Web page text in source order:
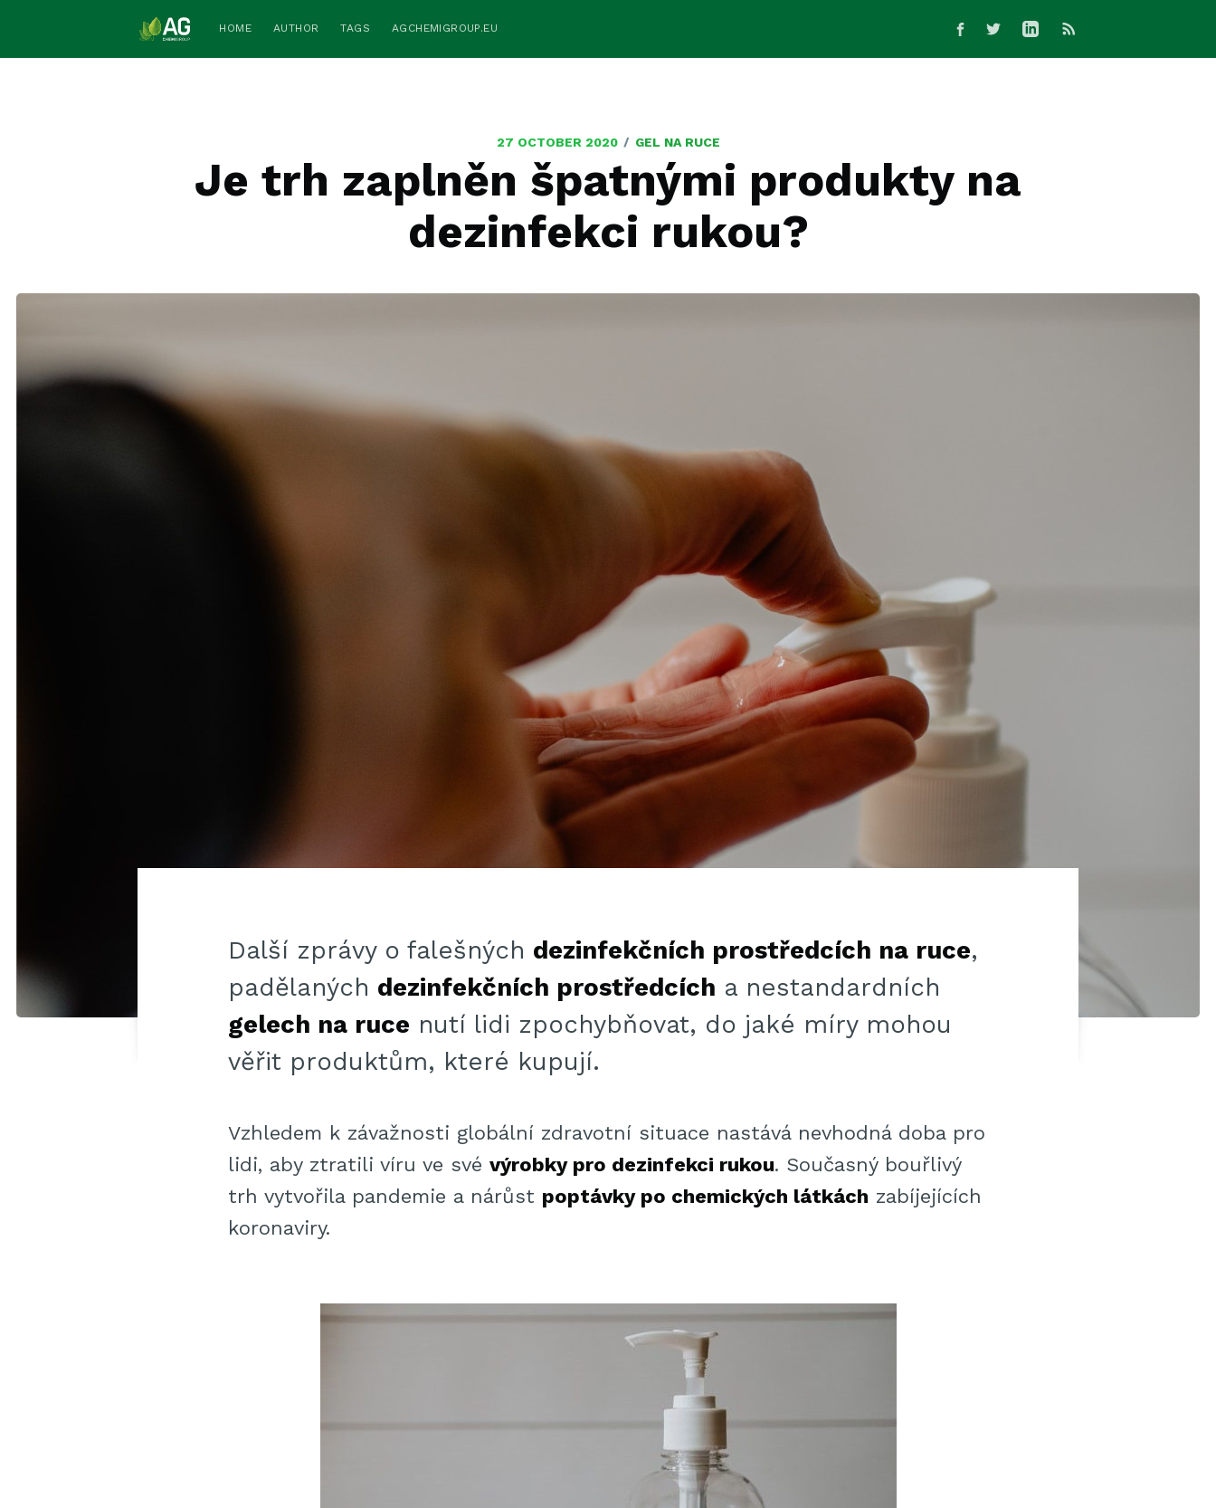
HOME AUTHOR TAGS AGCHEMIGROUP.EU
27 OCTOBER 2020 / GEL NA RUCE
Je trh zaplněn špatnými produkty na
dezinfekci rukou?
Další zprávy o falešných dezinfekčních prostředcích na ruce,
padělaných dezinfekčních prostředcích a nestandardních
gelech na ruce nutí lidi zpochybňovat, do jaké míry mohou
věřit produktům, které kupují.
Vzhledem k závažnosti globální zdravotní situace nastává nevhodná doba pro
lidi, aby ztratili víru ve své výrobky pro dezinfekci rukou. Současný bouřlivý
trh vytvořila pandemie a nárůst poptávky po chemických látkách zabíjejících
koronaviry.